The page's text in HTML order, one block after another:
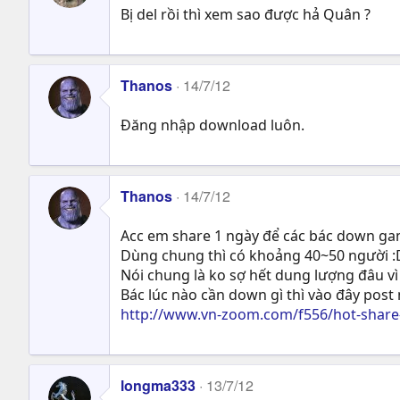
Bị del rồi thì xem sao được hả Quân ?
Thanos 14/7/12
Đăng nhập download luôn.
Thanos 14/7/12
Acc em share 1 ngày để các bác down
Dùng chung thì có khoảng 40~50 người
Nói chung là ko sợ hết dung lượng đâu vì
Bác lúc nào cần down gì thì vào đây
http://www.vn-zoom.com/f556/hot-
longma333 13/7/12